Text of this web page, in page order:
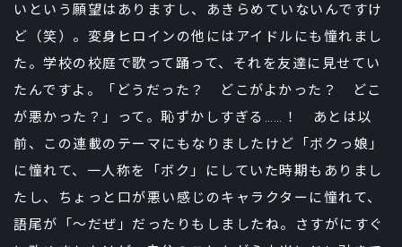
いという願望はありますし、あきらめていないんですけ
ど（笑）。変身ヒロインの他にはアイドルにも憧れまし
た。学校の校庭で歌って踊って、それを友達に見せてい
たんですよ。「どうだった？ どこがよかった？ どこ
が悪かった？」って。恥ずかしすぎる……！ あとは以
前、この連載のテーマにもなりましたけど「ボクっ娘」
に憧れて、一人称を「ボク」にしていた時期もありまし
たし、ちょっと口が悪い感じのキャラクターに憧れて、
語尾が「～だぜ」だったりもしましたね。さすがにすぐ